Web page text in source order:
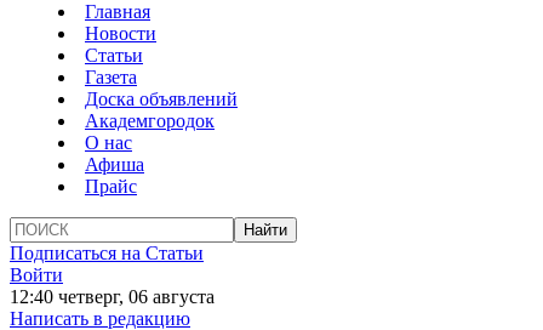
Главная
Новости
Статьи
Газета
Доска объявлений
Академгородок
О нас
Афиша
Прайс
Подписаться на Статьи
Войти
12:40 четверг, 06 августа
Написать в редакцию